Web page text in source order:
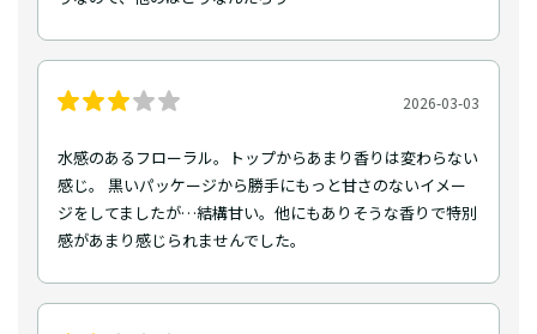
2026-03-03
水感のあるフローラル。トップからあまり香りは変わらない
感じ。 黒いパッケージから勝手にもっと甘さのないイメー
ジをしてましたが…結構甘い。他にもありそうな香りで特別
感があまり感じられませんでした。